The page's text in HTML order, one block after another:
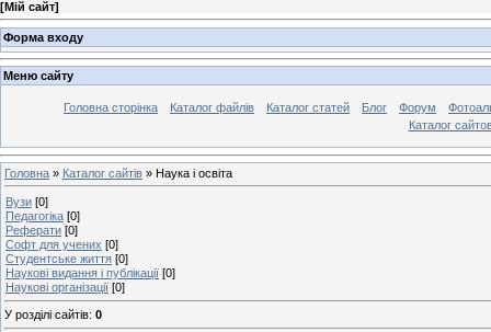
[Мій сайт]
Форма входу
Меню сайту
Головна сторінка Каталог файлів Каталог статей Блог Форум
Каталог
Головна » Каталог сайтів » Наука і освіта
Вузи [0]
Педагогіка [0]
Реферати [0]
Софт для учених [0]
Студентське життя [0]
Наукові видання і публікації [0]
Наукові організації [0]
У розділі сайтів: 0